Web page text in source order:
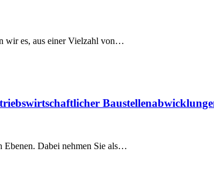
wir es, aus einer Vielzahl von…
Ebenen. Dabei nehmen Sie als…